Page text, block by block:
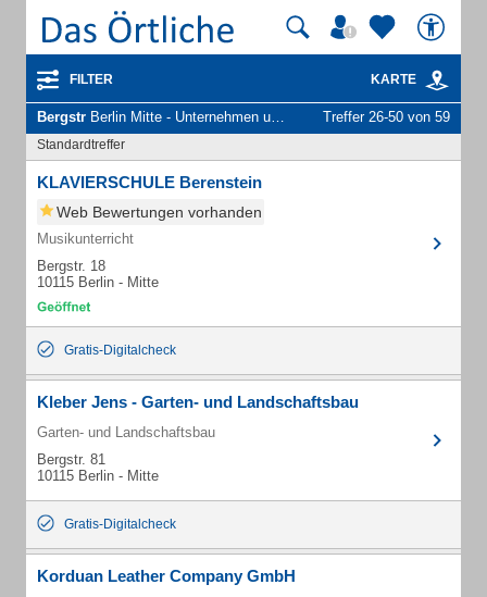
FILTER KARTE
Bergstr Berlin Mitte - Unternehmen und Personen Treffer 26-50 von 59
Standardtreffer
KLAVIERSCHULE Berenstein
Web Bewertungen vorhanden
Musikunterricht
Bergstr. 18
10115 Berlin - Mitte
Gratis-Digitalcheck
Kleber Jens - Garten- und Landschaftsbau
Garten- und Landschaftsbau
Bergstr. 81
10115 Berlin - Mitte
Gratis-Digitalcheck
Korduan Leather Company GmbH